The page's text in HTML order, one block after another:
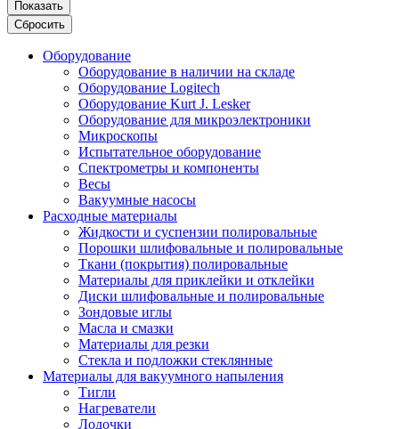
Показать
Сбросить
Оборудование
Оборудование в наличии на складе
Оборудование Logitech
Оборудование Kurt J. Lesker
Оборудование для микроэлектроники
Микроскопы
Испытательное оборудование
Спектрометры и компоненты
Весы
Вакуумные насосы
Расходные материалы
Жидкости и суспензии полировальные
Порошки шлифовальные и полировальные
Ткани (покрытия) полировальные
Материалы для приклейки и отклейки
Диски шлифовальные и полировальные
Зондовые иглы
Масла и смазки
Материалы для резки
Стекла и подложки стеклянные
Материалы для вакуумного напыления
Тигли
Нагреватели
Лодочки